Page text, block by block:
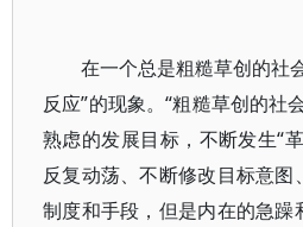
在一个总是粗糙草创的社
反应”的现象。“粗糙草创的社
熟虑的发展目标，不断发生“
反复动荡、不断修改目标意图
制度和手段，但是内在的急躁